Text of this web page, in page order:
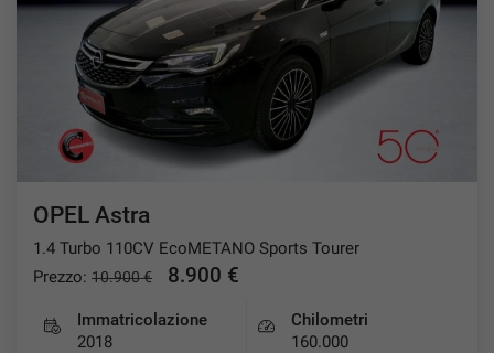
VALUTAZIONE USATO
I NOSTRI SERVIZI
RAMPINI SERVICE
CONTATTI
NEWS
OPEL Astra
1.4 Turbo 110CV EcoMETANO Sports Tourer
Prezzo: 10.900 € 8.900 €
Immatricolazione
2018
Chilometri
160.000
tracciamento
adottiamo
funzionalità
svolgere
le
attività
di
seguito
Per
ottenere